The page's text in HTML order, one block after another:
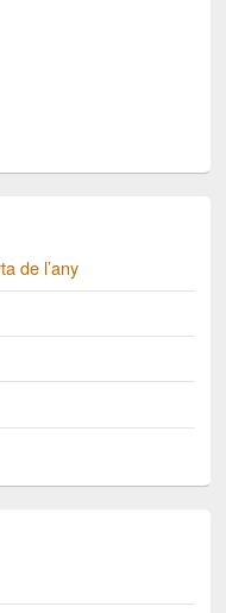
de l’any